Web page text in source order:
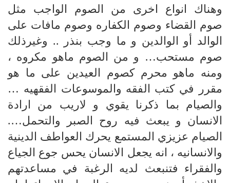
وهناك انواع اخرى من الصوم الواجب مثل
صوم القضاء وصوم الكفاره وصوم مافات على
الوالد أو الوالدين و ما وجب بنذر .. وغيرذلك
صوم مستحب… و من الصوم ماهو مكروه ،
ومنه ماهو محرم كصوم العيدين على ما هو
مقرر في كتب الفقه والموسوعات الفقهيه …
والصيام بما ذكرنا يقوي و لاريب من ارادة
الانسان و يبعث فيه روح الصبر والتحمل….
الصيام عزيزي المستمع يحرك العواطف الدينية
والانسانيه ، انه يجعل الانسان يحس جوع الجياع
والفقراء فتنبعث لديه الرغبة في مساعدتهم